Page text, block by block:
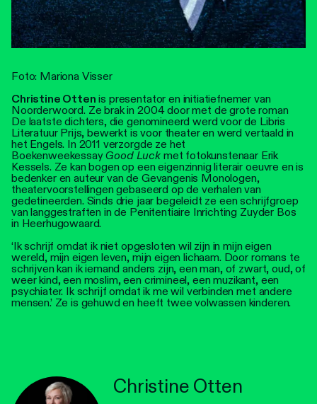
Foto: Mariona Visser
Christine Otten is presentator en initiatiefnemer van
Noorderwoord. Ze brak in 2004 door met de grote roman
De laatste dichters, die genomineerd werd voor de Libris
Literatuur Prijs, bewerkt is voor theater en werd vertaald in
het Engels. In 2011 verzorgde ze het
BoekenweekessayGood Luck met fotokunstenaar Erik
Kessels. Ze kan bogen op een eigenzinnig literair oeuvre en is
bedenker en auteur van de Gevangenis Monologen,
theatervoorstellingen gebaseerd op de verhalen van
gedetineerden. Sinds drie jaar begeleidt ze een schrijfgroep
van langgestraften in de Penitentiaire Inrichting Zuyder Bos
in Heerhugowaard.
‘Ik schrijf omdat ik niet opgesloten wil zijn in mijn eigen
wereld, mijn eigen leven, mijn eigen lichaam. Door romans te
schrijven kan ik iemand anders zijn, een man, of zwart, oud, of
weer kind, een moslim, een crimineel, een muzikant, een
psychiater. Ik schrijf omdat ik me wil verbinden met andere
mensen.’ Ze is gehuwd en heeft twee volwassen kinderen.
Christine Otten